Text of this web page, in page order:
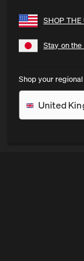
SHOP THE
Stay on the
Shop your
United